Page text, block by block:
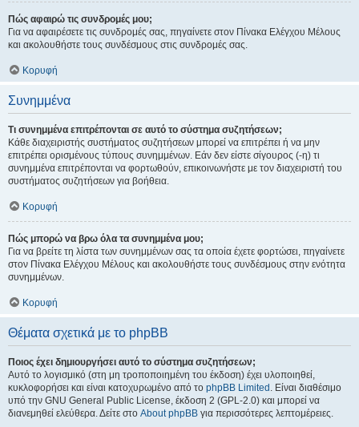
Πώς αφαιρώ τις συνδρομές μου;
Για να αφαιρέσετε τις συνδρομές σας, πηγαίνετε στον Πίνακα Ελέγχου Μέλους
και ακολουθήστε τους συνδέσμους στις συνδρομές σας.
Κορυφή
Συνημμένα
Τι συνημμένα επιτρέπονται σε αυτό το σύστημα συζητήσεων;
Κάθε διαχειριστής συστήματος συζητήσεων μπορεί να επιτρέπει ή να μην
επιτρέπει ορισμένους τύπους συνημμένων. Εάν δεν είστε σίγουρος (-η) τι
συνημμένα επιτρέπονται να φορτωθούν, επικοινωνήστε με τον διαχειριστή του
συστήματος συζητήσεων για βοήθεια.
Κορυφή
Πώς μπορώ να βρω όλα τα συνημμένα μου;
Για να βρείτε τη λίστα των συνημμένων σας τα οποία έχετε φορτώσει, πηγαίνετε
στον Πίνακα Ελέγχου Μέλους και ακολουθήστε τους συνδέσμους στην ενότητα
συνημμένων.
Κορυφή
Θέματα σχετικά με το phpBB
Ποιος έχει δημιουργήσει αυτό το σύστημα συζητήσεων;
Αυτό το λογισμικό (στη μη τροποποιημένη του έκδοση) έχει υλοποιηθεί,
κυκλοφορήσει και είναι κατοχυρωμένο από το phpBB Limited . Είναι διαθέσιμο
υπό την GNU General Public License, έκδοση 2 (GPL-2.0) και μπορεί να
διανεμηθεί ελεύθερα. Δείτε στο About phpBB για περισσότερες λεπτομέρειες.